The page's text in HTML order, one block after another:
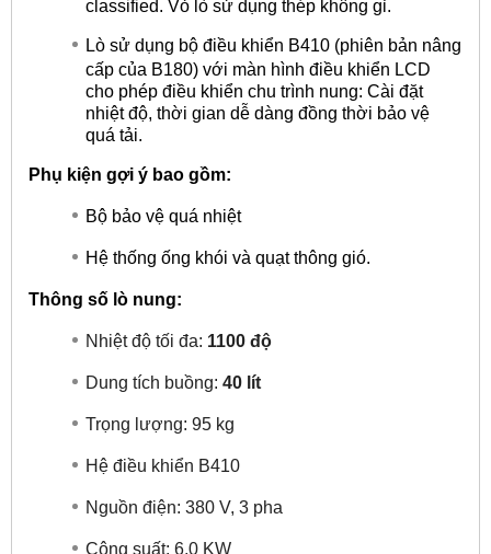
classified. Vỏ lò sử dụng thép không gỉ.
Lò sử dụng bộ điều khiển B410 (phiên bản nâng
cấp của B180) với màn hình điều khiển LCD
cho phép điều khiển chu trình nung: Cài đặt
nhiệt độ, thời gian dễ dàng đồng thời bảo vệ
quá tải.
Phụ kiện gợi ý bao gồm:
Bộ bảo vệ quá nhiệt
Hệ thống ống khói và quạt thông gió.
Thông số lò nung:
Nhiệt độ tối đa: 1100 độ
Dung tích buồng: 40 lít
Trọng lượng: 95 kg
Hệ điều khiển B410
Nguồn điện: 380 V, 3 pha
Công suất: 6,0 KW